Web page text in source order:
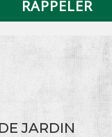
JARDIN